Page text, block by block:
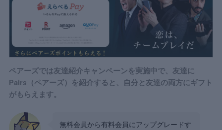
ペアーズでは友達紹介キャンペーンを実施中で、友達に
Pairs（ペアーズ）を紹介すると、自分と友達の両方にギフト
がもらえます。
無料会員から有料会員にアップグレードす